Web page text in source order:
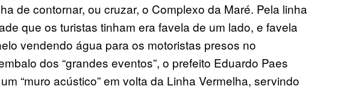
de contornar, ou cruzar, o Complexo da Maré. Pela linha
que os turistas tinham era favela de um lado, e favela
vendendo água para os motoristas presos no
dos “grandes eventos”, o prefeito Eduardo Paes
“muro acústico” em volta da Linha Vermelha, servindo